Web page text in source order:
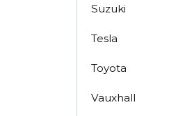
Suzuki
Tesla
Toyota
Vauxhall